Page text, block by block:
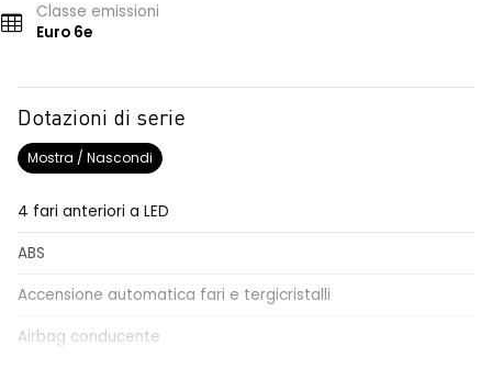
Classe emissioni
Euro 6e
Dotazioni di serie
Mostra / Nascondi
4 fari anteriori a LED
ABS
Accensione automatica fari e tergicristalli
Airbag conducente